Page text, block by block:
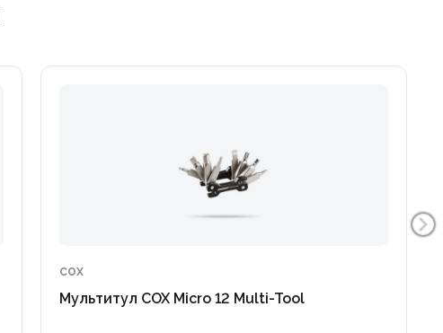
COX
Мультитул COX Micro 12 Multi-Tool